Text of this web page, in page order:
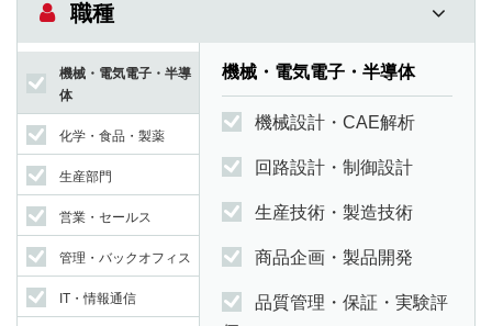
職種
機械・電気電子・半導
体
化学・食品・製薬
生産部門
営業・セールス
管理・バックオフィス
IT・情報通信
機械・電気電子・半導体
機械設計・CAE解析
回路設計・制御設計
生産技術・製造技術
商品企画・製品開発
品質管理・保証・実験評